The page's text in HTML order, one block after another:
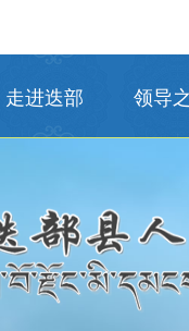
走进迭部 领导